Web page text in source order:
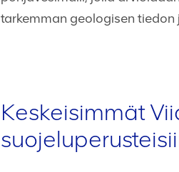
tarkemman geologisen
Keskeisimmät